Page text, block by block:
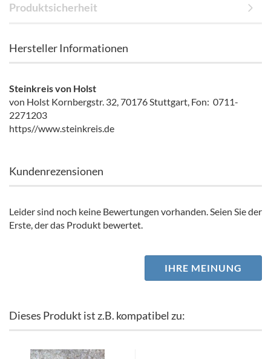
Produktsicherheit
Hersteller Informationen
Steinkreis von Holst
von Holst Kornbergstr. 32, 70176 Stuttgart, Fon: 0711-
2271203
https//www.steinkreis.de
Kundenrezensionen
Leider sind noch keine Bewertungen vorhanden. Seien Sie der
Erste, der das Produkt bewertet.
IHRE MEINUNG
Dieses Produkt ist z.B. kompatibel zu: